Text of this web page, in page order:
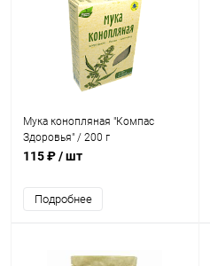
Мука конопляная "Компас
Здоровья" / 200 г
115 ₽/ шт
Подробнее